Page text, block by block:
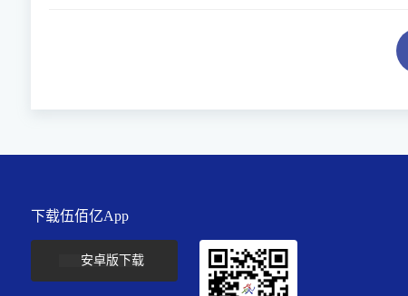
下载伍佰亿App
安卓版下载